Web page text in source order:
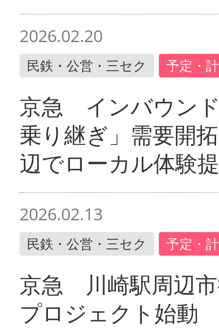
2026.02.20
民鉄・公営・三セク 予定・
京急 インバウン
乗り継ぎ」需要開
辺でローカル体験
2026.02.13
民鉄・公営・三セク 予定・
京急 川崎駅周辺
プロジェクト始動